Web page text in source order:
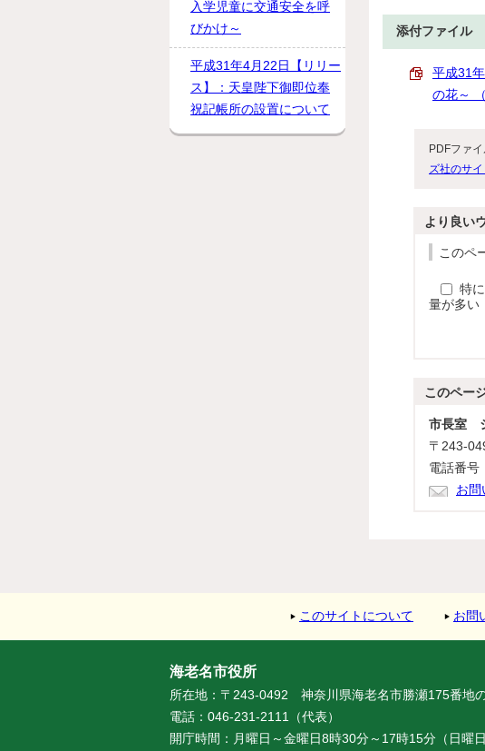
添付ファイル
平成31
の花～
PDFファ
ズ社のサイ
より良い
このペ
特
量が多い
このペー
市長室
〒243-
電話番
お問
入学児童に交通安全を呼
びかけ～
平成31年4月22日【リリー
ス】：天皇陛下御即位奉
祝記帳所の設置について
このサイトについて お問
海老名市役所
所在地：〒243-0492 神奈川県海老名市勝瀬175番地
電話：046-231-2111（代表）
開庁時間：月曜日～金曜日8時30分～17時15分（日曜